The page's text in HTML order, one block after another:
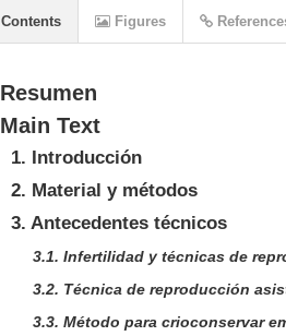
Resumen
Main Text
1. Introducción
2. Material y métodos
3. Antecedentes técnicos
3.1. Infertilidad y técnicas de
3.2. Técnica de reproducción
3.3. Método para crioconservar
Contents Figures